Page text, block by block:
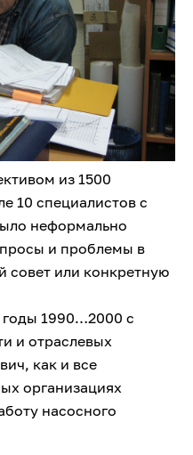
из 1500
10 специалистов с
неформально
и проблемы в
совет или конкретную
1990…2000 с
и отраслевых
как и все
организациях
насосного